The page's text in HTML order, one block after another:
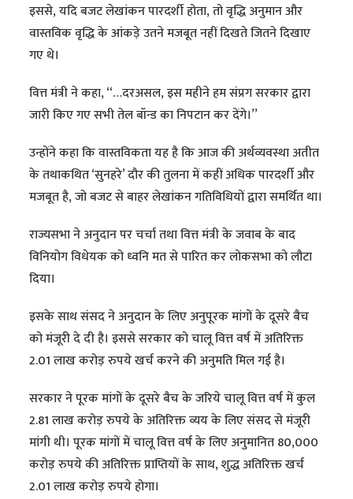
इससे, यदि बजट लेखांकन पारदर्शी होता, तो वृद्धि अनुमान और
वास्तविक वृद्धि के आंकड़े उतने मजबूत नहीं दिखते जितने दिखाए
गए थे।
वित्त मंत्री ने कहा, ‘‘…दरअसल, इस महीने हम संप्रग सरकार द्वारा
जारी किए गए सभी तेल बॉन्ड का निपटान कर देंगे।’’
उन्होंने कहा कि वास्तविकता यह है कि आज की अर्थव्यवस्था अतीत
के तथाकथित ‘सुनहरे’ दौर की तुलना में कहीं अधिक पारदर्शी और
मजबूत है, जो बजट से बाहर लेखांकन गतिविधियों द्वारा समर्थित था।
राज्यसभा ने अनुदान पर चर्चा तथा वित्त मंत्री के जवाब के बाद
विनियोग विधेयक को ध्वनि मत से पारित कर लोकसभा को लौटा
दिया।
इसके साथ संसद ने अनुदान के लिए अनुपूरक मांगों के दूसरे बैच
को मंजूरी दे दी है। इससे सरकार को चालू वित्त वर्ष में अतिरिक्त
2.01 लाख करोड़ रुपये खर्च करने की अनुमति मिल गई है।
सरकार ने पूरक मांगों के दूसरे बैच के जरिये चालू वित्त वर्ष में कुल
2.81 लाख करोड़ रुपये के अतिरिक्त व्यय के लिए संसद से मंजूरी
मांगी थी। पूरक मांगों में चालू वित्त वर्ष के लिए अनुमानित 80,000
करोड़ रुपये की अतिरिक्त प्राप्तियों के साथ, शुद्ध अतिरिक्त खर्च
2.01 लाख करोड़ रुपये होगा।